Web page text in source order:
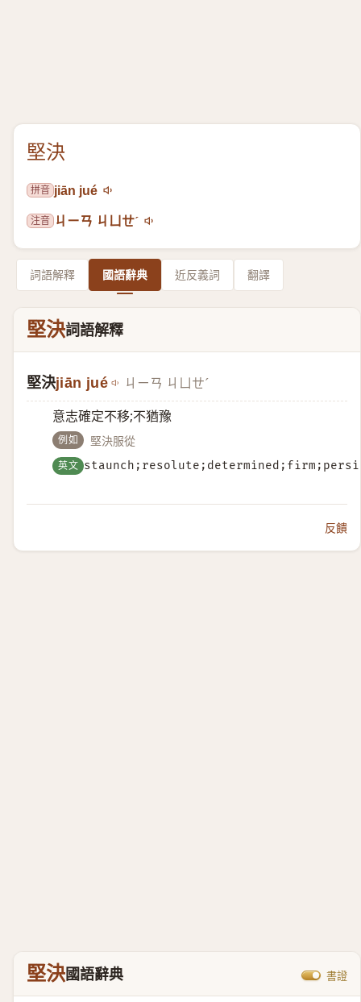
堅決
拼音 jiān jué
注音 ㄐㄧㄢ ㄐㄩㄝˊ
詞語解釋 國語辭典 近反義詞 翻譯
堅決詞語解釋
堅決jiān jué ㄐㄧㄢ ㄐㄩㄝˊ
意志確定不移;不猶豫
例如 堅決服從
英文
反饋
堅決國語辭典 書證